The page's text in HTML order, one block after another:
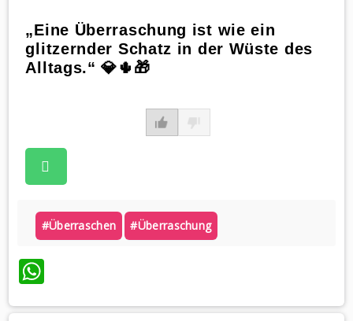
„Eine Überraschung ist wie ein
glitzernder Schatz in der Wüste des
Alltags.“ 💎🌵🎁
#überraschen #überraschung
WhatsApp